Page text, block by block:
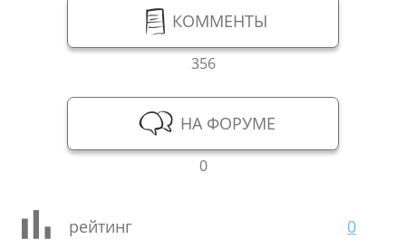
КОММЕНТЫ
356
НА ФОРУМЕ
0
рейтинг 0